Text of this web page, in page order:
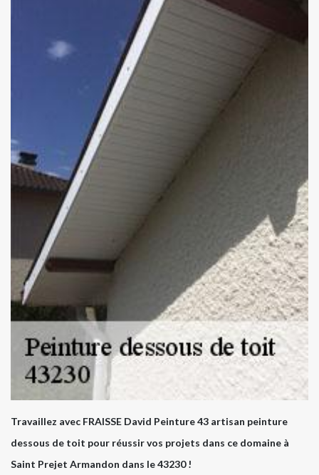
Travaillez avec FRAISSE David Peinture 43 artisan peinture
dessous de toit pour réussir vos projets dans ce domaine à
Saint Prejet Armandon dans le 43230 !